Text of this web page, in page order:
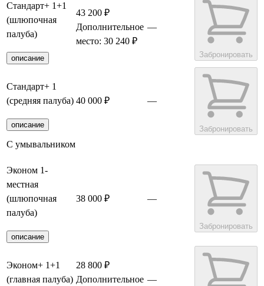
Стандарт+ 1+1
(шлюпочная
палуба)
описание
43 200 ₽
Дополнительное
место: 30 240 ₽
—
Забронировать
Стандарт+ 1
(средняя палуба)
описание
40 000 ₽ —
Забронировать
С умывальником
Эконом 1-
местная
(шлюпочная
палуба)
описание
38 000 ₽ —
Забронировать
Эконом+ 1+1
(главная палуба)
28 800 ₽
Дополнительное —